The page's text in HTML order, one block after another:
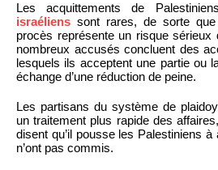
Les acquittements de
israéliens sont rares, de sorte
procès représente un risque sérieux
nombreux accusés concluent des
lesquels ils acceptent une partie ou
échange d’une réduction de peine.
Les partisans du système de
un traitement plus rapide des
disent qu’il pousse les Palestiniens à
n’ont pas commis.